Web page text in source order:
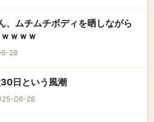
、ムチムチボディを晒しながら
ｗｗｗ
28
日という風潮
06-28